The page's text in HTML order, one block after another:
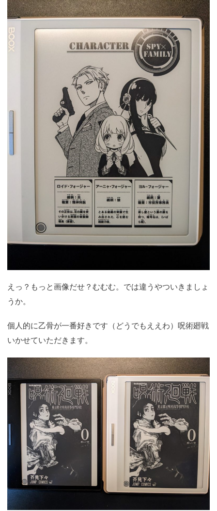
えっ？もっと画像だせ？むむむ。では違うやついきましょ
うか。
個人的に乙骨が一番好きです（どうでもええわ）呪術廻戦
いかせていただきます。